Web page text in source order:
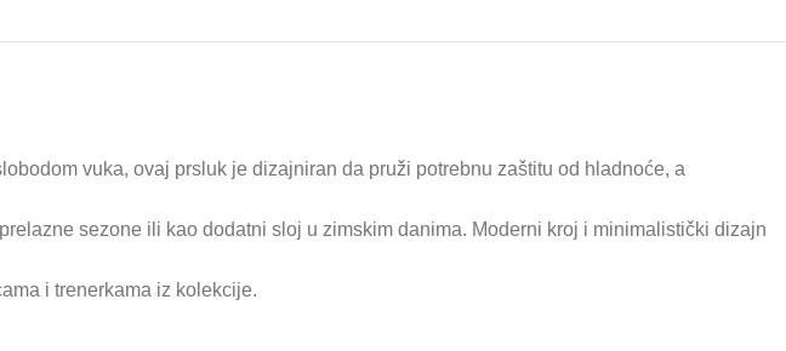
vuka, ovaj prsluk je dizajniran da pruži potrebnu zaštitu od hladnoće, a
sezone ili kao dodatni sloj u zimskim danima. Moderni kroj i minimalistički dizajn
i trenerkama iz kolekcije.